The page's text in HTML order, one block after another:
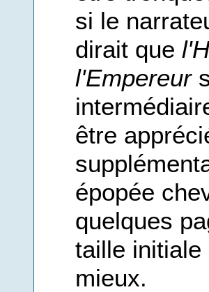
si le
dirait que
l'Empereur
être
épopée
quelques
taille initiale
mieux.